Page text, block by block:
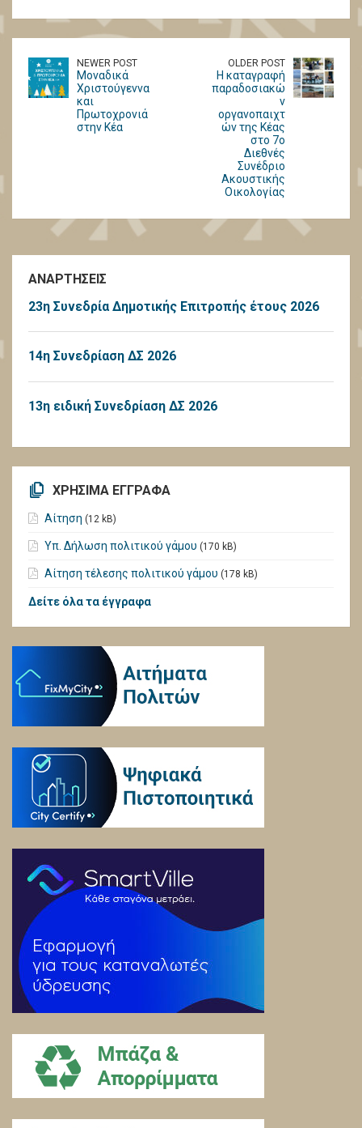
NEWER POST
Μοναδικά
Χριστούγεννα
και
Πρωτοχρονιά
στην Κέα
OLDER POST
Η καταγραφή
παραδοσιακώ
ν
οργανοπαιχτ
ών της Κέας
στο 7ο
Διεθνές
Συνέδριο
Ακουστικής
Οικολογίας
ΑΝΑΡΤΗΣΕΙΣ
23η Συνεδρία Δημοτικής Επιτροπής έτους 2026
14η Συνεδρίαση ΔΣ 2026
13η ειδική Συνεδρίαση ΔΣ 2026
ΧΡΗΣΙΜΑ ΕΓΓΡΑΦΑ
Αίτηση (12 kB)
Υπ. Δήλωση πολιτικού γάμου (170 kB)
Αίτηση τέλεσης πολιτικού γάμου (178 kB)
Δείτε όλα τα έγγραφα